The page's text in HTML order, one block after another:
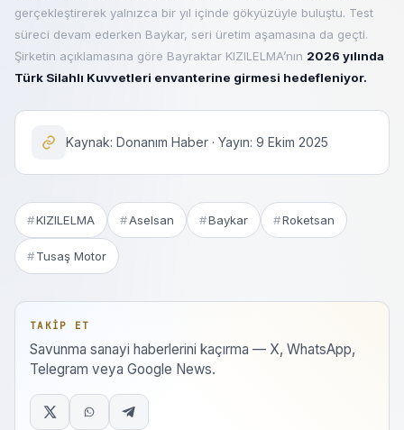
gerçekleştirerek yalnızca bir yıl içinde gökyüzüyle buluştu. Test
süreci devam ederken Baykar, seri üretim aşamasına da geçti.
Şirketin açıklamasına göre Bayraktar KIZILELMA’nın 2026 yılında
Türk Silahlı Kuvvetleri envanterine girmesi hedefleniyor.
Kaynak: Donanım Haber · Yayın: 9 Ekim 2025
KIZILELMA Aselsan Baykar Roketsan
Tusaş Motor
TAKIP ET
Savunma sanayi haberlerini kaçırma — X, WhatsApp,
Telegram veya Google News.